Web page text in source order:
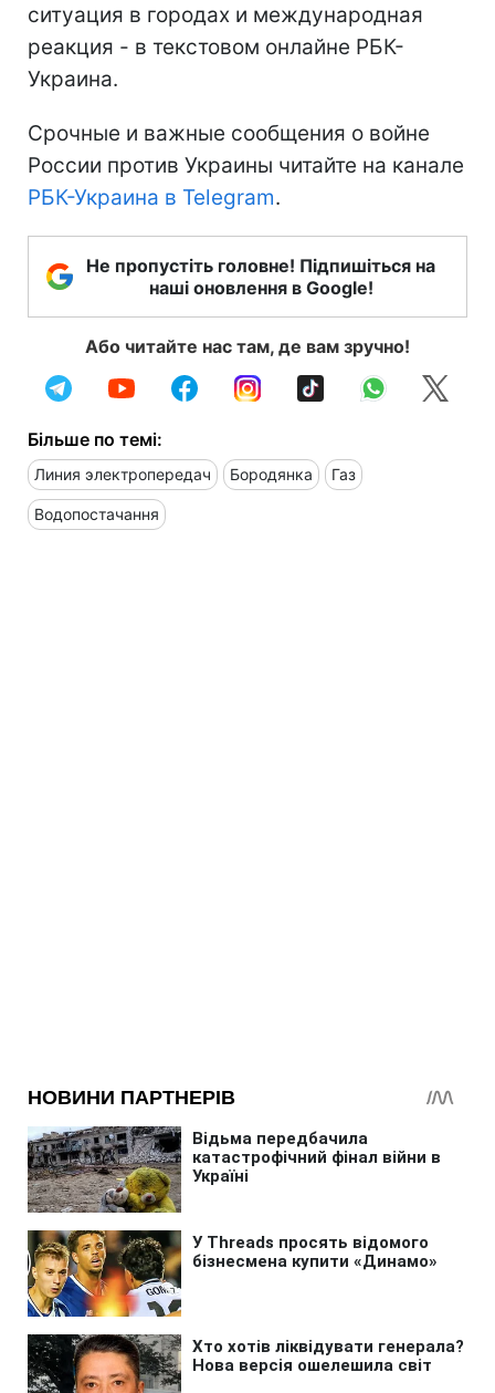
ситуация в городах и международная
реакция - в текстовом онлайне РБК-
Украина.
Срочные и важные сообщения о войне
России против Украины читайте на канале
РБК-Украина в Telegram.
Не пропустіть головне! Підпишіться на
наші оновлення в Google!
Або читайте нас там, де вам зручно!
Більше по темі:
Линия электропередач Бородянка Газ
Водопостачання